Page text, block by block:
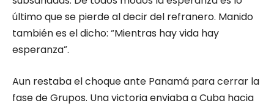
último que se pierde al decir del refranero. Manido
también es el dicho: “Mientras hay vida hay
esperanza”.
Aun restaba el choque ante Panamá para cerrar la
fase de Grupos. Una victoria enviaba a Cuba hacia